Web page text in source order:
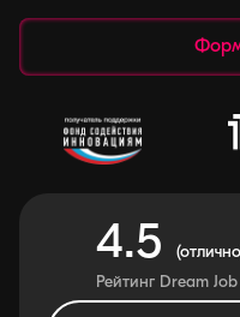
4.5
Рейтинг Dream Job